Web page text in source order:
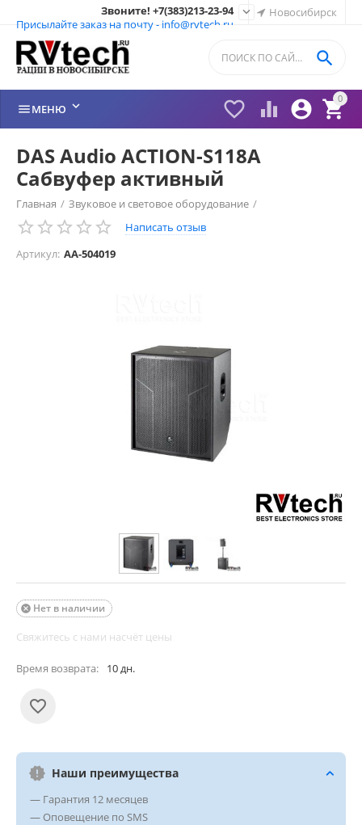
Новосибирск
Звоните! +7(383)213-23-94
Присылайте заказ на почту - info@rvtech.ru

0


 

МЕНЮ 
DAS Audio ACTION-S118A
Сабвуфер активный
Главная / Звуковое и световое оборудование /
Сабвуферы активные
/
Написать отзыв
Артикул: AA-504019
Нет в наличии

Свяжитесь с нами насчёт цены
Время возврата: 10 дн.
Наши преимущества
— Гарантия 12 месяцев
— Оповещение по SMS